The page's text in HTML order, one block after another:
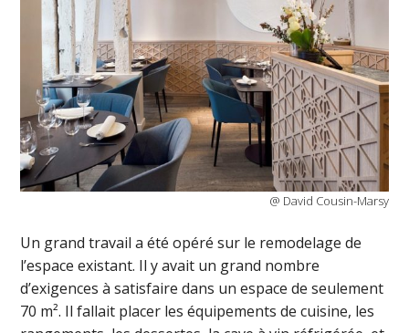
@ David Cousin-Marsy
Un grand travail a été opéré sur le remodelage de
l’espace existant. Il y avait un grand nombre
d’exigences à satisfaire dans un espace de seulement
70 m². Il fallait placer les équipements de cuisine, les